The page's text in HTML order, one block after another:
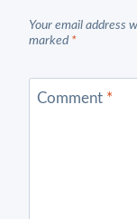
Your email address
marked *
Comment *